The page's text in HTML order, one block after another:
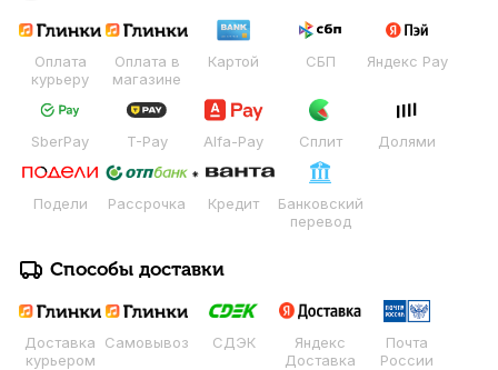
Оплата
курьеру
Оплата в
магазине
Картой СБП Яндекс Pay
SberPay T-Pay Alfa-Pay Сплит Долями
Подели Рассрочка Кредит
Банковский
перевод
Способы доставки
Доставка
курьером
Самовывоз СДЭК
Яндекс
Доставка
Почта
России